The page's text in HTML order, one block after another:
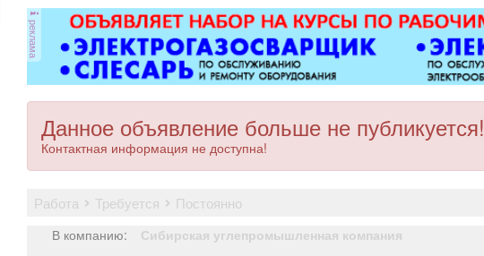
магнитол,
электроусилителей
руля,
дисплеев, и многого
другого. Быстро,
качественно, недорого!
Точная стоимость
ремонта определяется
после осмотра
оборудованием,
имеется парковка, торг
уместен.
Вывоз мусора.
реклама
Данное объявление больше не публикуется!
Контактная информация не доступна!
работа требуется постоянно
В компанию: Сибирская углепромышленная компания